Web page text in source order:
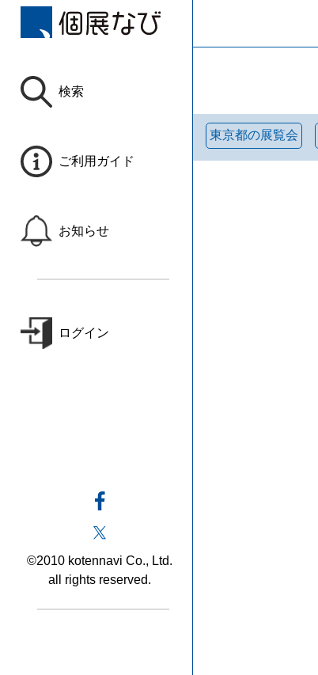
検索
ご利用ガイド
お知らせ
ログイン
©2010 kotennavi Co., Ltd.
all rights reserved.
東京都の展覧会